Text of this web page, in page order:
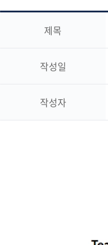
제목
작성일
작성자